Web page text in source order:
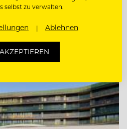
(M/W/D)
selbst zu verwalten.
Ablehnen